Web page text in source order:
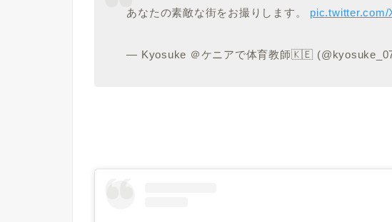
あなたの素敵な街をお撮りします。 pic.twitter.com/
— Kyosuke ＠ケニアで体育教師🇰🇪